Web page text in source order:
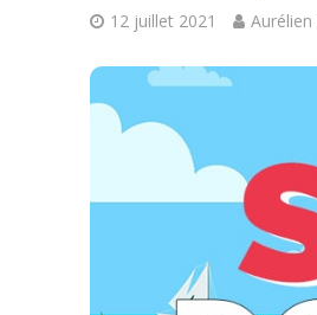
12 juillet 2021